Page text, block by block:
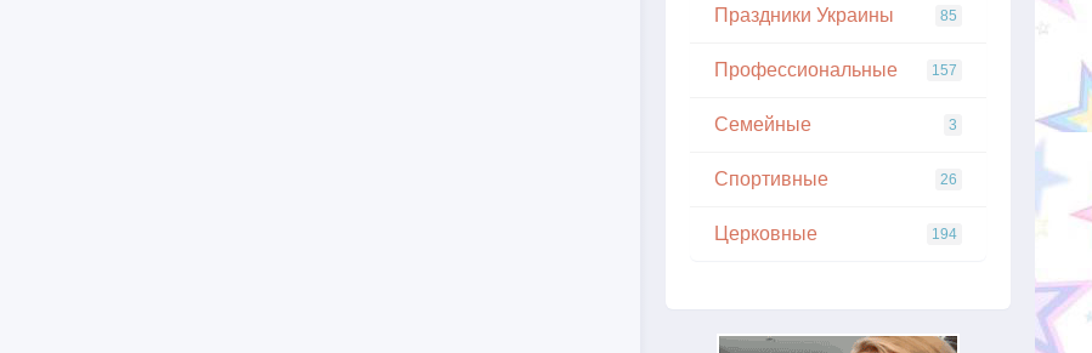
Праздники Украины 85
Профессиональные 157
Семейные 3
Спортивные 26
Церковные 194